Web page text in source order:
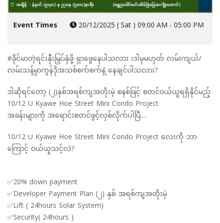
Event Times 20/12/2025 ( Sat ) 09:00 AM - 05:00 PM
#ခိုင်မာတဲ့ရင်းနှီးမြှပ်နှံဖို့ ရှာဖွေနေပါသလား ၊ဒါမှမဟုတ် လမ်းကျယ်/
လမ်းသန့်မှာကွန်ဒိုအသစ်စက်စက်နဲ့ နေချင်ပါသလား?
ဒါဆိုရင်တော့ (၂)နှစ်အရစ်ကျအတိုးမဲ့ စနစ်ဖြင့် စတင်၀ယ်ယူရရှိနိုင်မည့်
10/12 U Kyawe Hoe Street Mini Condo Project
အခန်းများကို အ‌ရောင်းစတင်ဖွင့်လှစ်လိုက်ပါပြီ....
10/12 U Kyawe Hoe Street Mini Condo Project လေးကို ဘာ
ကြောင့် ၀ယ်ယူသင့်လဲ?
✅20% down payment
✅Developer Payment Plan (၂) နှစ် အရစ်ကျအတိုးမဲ့
✅Lift ( 24hours Solar System)
✅Security( 24hours )